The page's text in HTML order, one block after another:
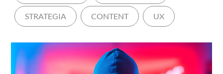
STRATEGIA CONTENT UX